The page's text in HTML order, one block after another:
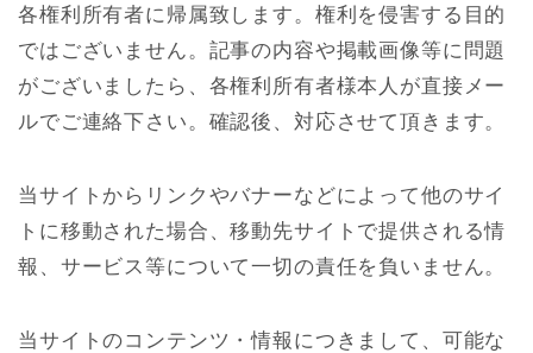
各権利所有者に帰属致します。権利を侵害する目的
ではございません。記事の内容や掲載画像等に問題
がございましたら、各権利所有者様本人が直接メー
ルでご連絡下さい。確認後、対応させて頂きます。
当サイトからリンクやバナーなどによって他のサイ
トに移動された場合、移動先サイトで提供される情
報、サービス等について一切の責任を負いません。
当サイトのコンテンツ・情報につきまして、可能な